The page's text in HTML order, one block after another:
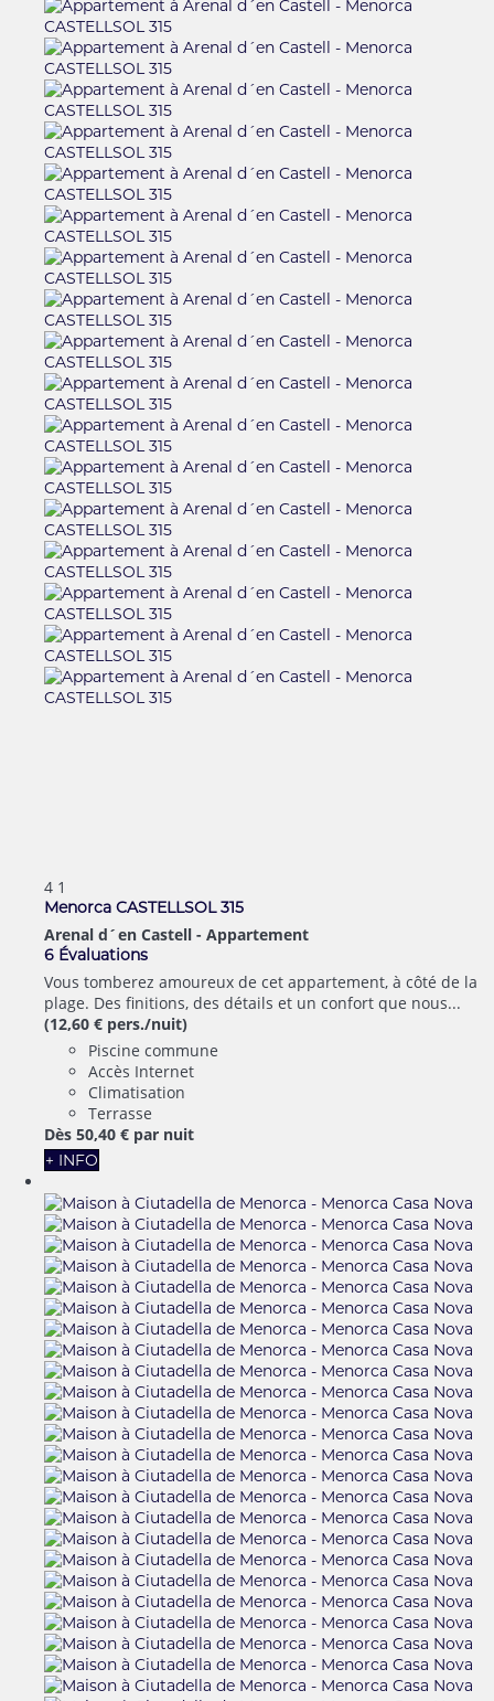
4 1
Menorca CASTELLSOL 315
Arenal d´en Castell - Appartement
6 Évaluations
Vous tomberez amoureux de cet appartement, à côté de la
plage. Des finitions, des détails et un confort que nous...
(12,60 € pers./nuit)
Piscine commune
Accès Internet
Climatisation
Terrasse
Dès 50,40 € par nuit
+ INFO